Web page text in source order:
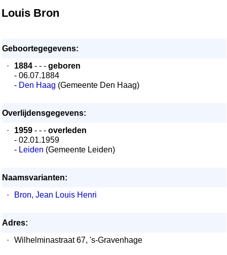
Louis Bron
Geboortegegevens:
·
1884 - - - geboren
- 06.07.1884
- Den Haag (Gemeente Den Haag)
Overlijdensgegevens:
·
1959 - - - overleden
- 02.01.1959
- Leiden (Gemeente Leiden)
Naamsvarianten:
·
Bron, Jean Louis Henri
Adres:
·
Wilhelminastraat 67, 's-Gravenhage